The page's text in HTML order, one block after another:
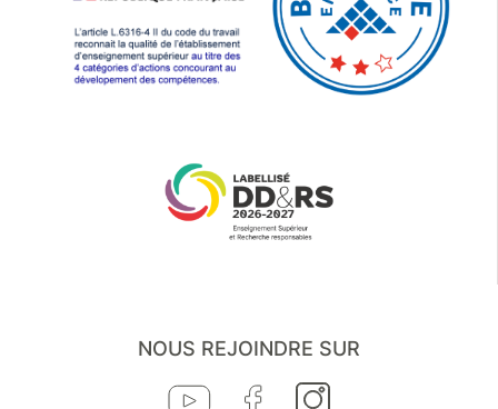
NOUS REJOINDRE SUR